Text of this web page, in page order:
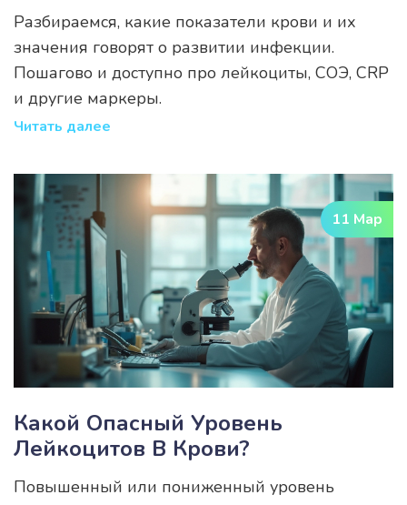
Разбираемся, какие показатели крови и их
значения говорят о развитии инфекции.
Пошагово и доступно про лейкоциты, СОЭ, CRP
и другие маркеры.
Читать далее
11 Мар
Какой Опасный Уровень
Лейкоцитов В Крови?
Повышенный или пониженный уровень